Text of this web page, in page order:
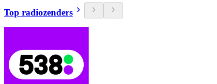
Top radiozenders